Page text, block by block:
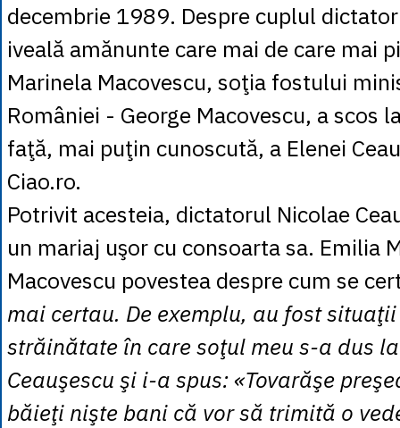
decembrie 1989. Despre cuplul
iveală amănunte care mai de care mai
Marinela Macovescu, soţia fostului
României - George Macovescu, a scos
faţă, mai puţin cunoscută, a Elenei
Ciao.ro.
Potrivit acesteia, dictatorul Nicolae
un mariaj uşor cu consoarta sa. Emilia
Macovescu povestea despre cum se
mai certau. De exemplu, au fost
străinătate în care soţul meu s-a dus
Ceauşescu şi i-a spus: «Tovarăşe
băieţi nişte bani că vor să trimită o